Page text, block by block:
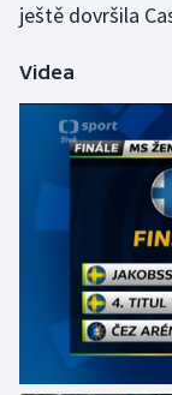
ještě dovršila
Videa